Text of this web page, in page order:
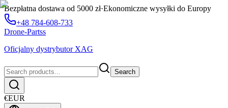
Bezpłatna dostawa od 5000 zł·Ekonomiczne wysyłki do Europy
+48 784-608-733
Drone-Partss
Oficjalny dystrybutor XAG
Search
€EUR